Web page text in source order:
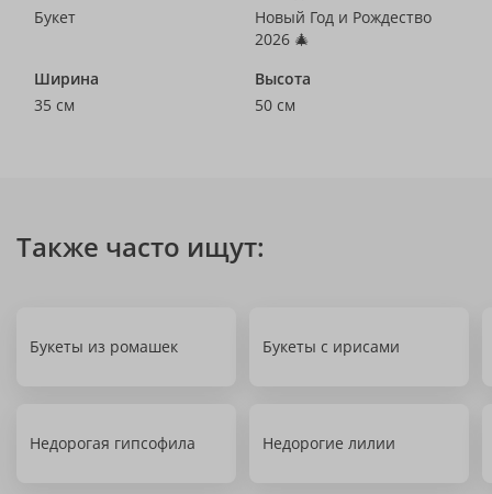
Букет
Новый Год и Рождество
2026 🎄
Ширина
35 см
Высота
50 см
Также часто ищут:
Букеты из ромашек Букеты с ирисами
Недорогая гипсофила Недорогие лилии